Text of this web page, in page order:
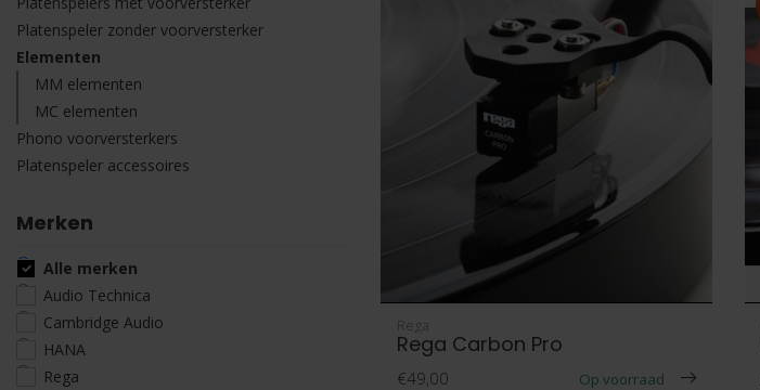
Platenspeler zonder voorversterker
Elementen
MM elementen
MC elementen
Phono voorversterkers
Platenspeler accessoires
Merken
Alle merken
Audio Technica
Cambridge Audio
HANA
Rega
Rega
Rega Carbon Pro
€49,00 Op voorraad